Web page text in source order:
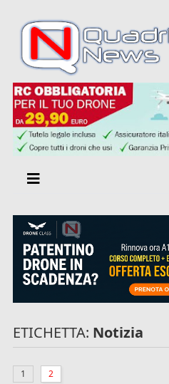
ETICHETTA: Notizia
1 2